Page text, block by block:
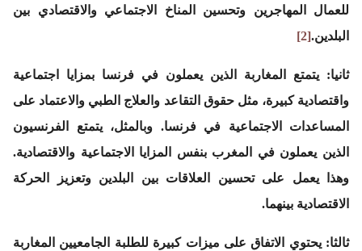
للعمال المهاجرين وتحسين المناخ الاجتماعي والاقتصادي بين
البلدين.[2]
ثانيا: يتمتع المغاربة الذين يعملون في فرنسا بمزايا اجتماعية
واقتصادية كبيرة، مثل حقوق التقاعد والعلاج الطبي والاعتماد على
المساعدات الاجتماعية في فرنسا. وبالمثل، يتمتع الفرنسيون
الذين يعملون في المغرب بنفس المزايا الاجتماعية والاقتصادية.
وهذا يعمل على تحسين العلاقات بين البلدين وتعزيز الحركة
الاقتصادية بينهما.
ثالثا: يحتوي الاتفاق على ميزات كبيرة للطلبة الجامعيين المغاربة